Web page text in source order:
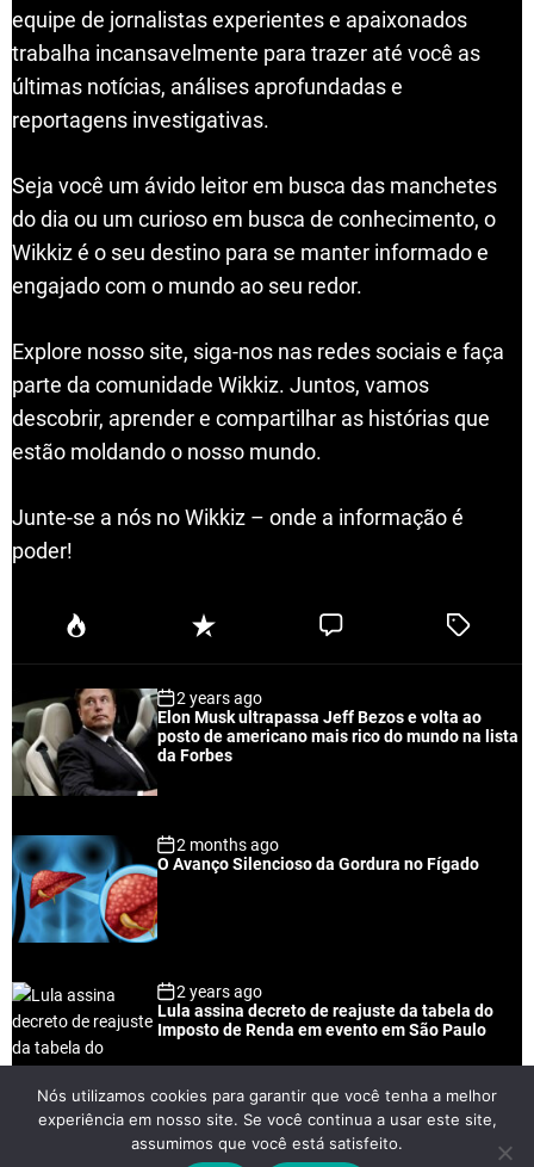
equipe de jornalistas experientes e apaixonados
trabalha incansavelmente para trazer até você as
últimas notícias, análises aprofundadas e
reportagens investigativas.
Seja você um ávido leitor em busca das manchetes
do dia ou um curioso em busca de conhecimento, o
Wikkiz é o seu destino para se manter informado e
engajado com o mundo ao seu redor.
Explore nosso site, siga-nos nas redes sociais e faça
parte da comunidade Wikkiz. Juntos, vamos
descobrir, aprender e compartilhar as histórias que
estão moldando o nosso mundo.
Junte-se a nós no Wikkiz – onde a informação é
poder!
P
u
a
r
R
e
n
t
C
e
T
e
2 years ago
Elon Musk ultrapassa Jeff Bezos e volta ao
posto de americano mais rico do mundo na lista
da Forbes
2 months ago
O Avanço Silencioso da Gordura no Fígado
2 years ago
Lula assina decreto de reajuste da tabela do
Imposto de Renda em evento em São Paulo
2 years ago
Lei Rouanet e Petrobras financiam evento em
Nós utilizamos cookies para garantir que você tenha a melhor
experiência em nosso site. Se você continua a usar este site,
assumimos que você está satisfeito.